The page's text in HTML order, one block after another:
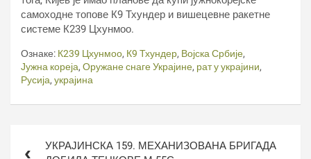
самоходне топове К9 Тхундер и вишецевне ракетне
системе К239 Цхунмоо.
Ознаке: К239 Цхунмоо, К9 Тхундер, Војска Србије,
Јужна кореја, Оружане снаге Украјине, рат у украјини,
Русија, украјина
чланкаУКРАЈИНСКА 159. МЕХАНИЗОВАНА БРИГАДА